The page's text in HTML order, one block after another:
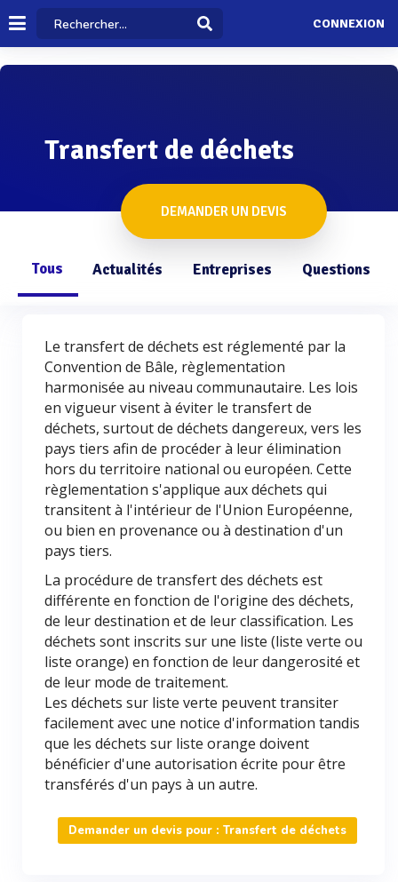
CONNEXION
Transfert de déchets
DEMANDER UN DEVIS
Tous Actualités Entreprises Questions
Le transfert de déchets est réglementé par la
Convention de Bâle, règlementation
harmonisée au niveau communautaire. Les lois
en vigueur visent à éviter le transfert de
déchets, surtout de déchets dangereux, vers les
pays tiers afin de procéder à leur élimination
hors du territoire national ou européen. Cette
règlementation s'applique aux déchets qui
transitent à l'intérieur de l'Union Européenne,
ou bien en provenance ou à destination d'un
pays tiers.
La procédure de transfert des déchets est
différente en fonction de l'origine des déchets,
de leur destination et de leur classification. Les
déchets sont inscrits sur une liste (liste verte ou
liste orange) en fonction de leur dangerosité et
de leur mode de traitement.
Les déchets sur liste verte peuvent transiter
facilement avec une notice d'information tandis
que les déchets sur liste orange doivent
bénéficier d'une autorisation écrite pour être
transférés d'un pays à un autre.
Demander un devis pour : Transfert de déchets